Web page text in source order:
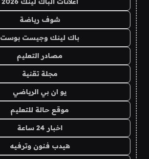
شوف رياضة
باك لينك وجيست بوست
مصادر التعليم
مجلة تقنية
يو ان بي الرياضي
موقع حالة للتعليم
اخبار 24 ساعة
هيدب فنون وترفيه